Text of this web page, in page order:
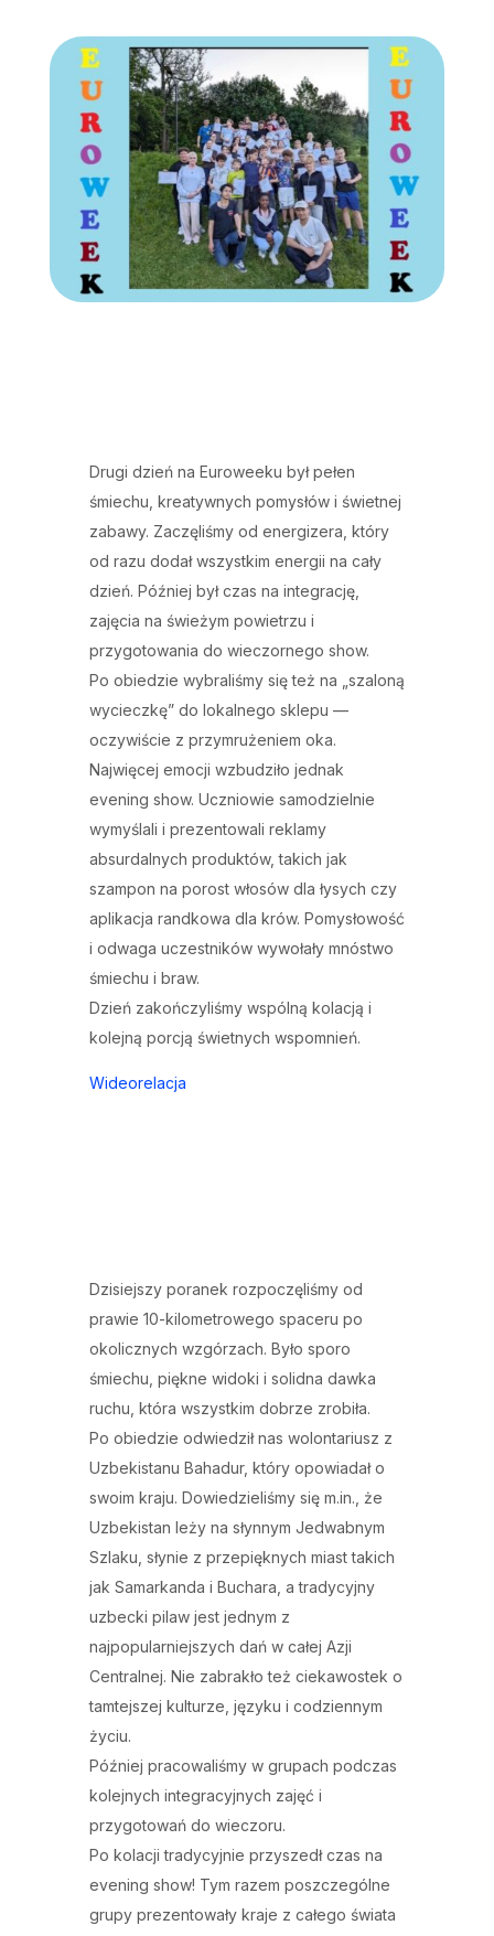
Drugi dzień na Euroweeku był pełen
śmiechu, kreatywnych pomysłów i świetnej
zabawy. Zaczęliśmy od energizera, który
od razu dodał wszystkim energii na cały
dzień. Później był czas na integrację,
zajęcia na świeżym powietrzu i
przygotowania do wieczornego show.
Po obiedzie wybraliśmy się też na „szaloną
wycieczkę” do lokalnego sklepu —
oczywiście z przymrużeniem oka.
Najwięcej emocji wzbudziło jednak
evening show. Uczniowie samodzielnie
wymyślali i prezentowali reklamy
absurdalnych produktów, takich jak
szampon na porost włosów dla łysych czy
aplikacja randkowa dla krów. Pomysłowość
i odwaga uczestników wywołały mnóstwo
śmiechu i braw.
Dzień zakończyliśmy wspólną kolacją i
kolejną porcją świetnych wspomnień.
Wideorelacja
Dzisiejszy poranek rozpoczęliśmy od
prawie 10-kilometrowego spaceru po
okolicznych wzgórzach. Było sporo
śmiechu, piękne widoki i solidna dawka
ruchu, która wszystkim dobrze zrobiła.
Po obiedzie odwiedził nas wolontariusz z
Uzbekistanu Bahadur, który opowiadał o
swoim kraju. Dowiedzieliśmy się m.in., że
Uzbekistan leży na słynnym Jedwabnym
Szlaku, słynie z przepięknych miast takich
jak Samarkanda i Buchara, a tradycyjny
uzbecki pilaw jest jednym z
najpopularniejszych dań w całej Azji
Centralnej. Nie zabrakło też ciekawostek o
tamtejszej kulturze, języku i codziennym
życiu.
Później pracowaliśmy w grupach podczas
kolejnych integracyjnych zajęć i
przygotowań do wieczoru.
Po kolacji tradycyjnie przyszedł czas na
evening show! Tym razem poszczególne
grupy prezentowały kraje z całego świata